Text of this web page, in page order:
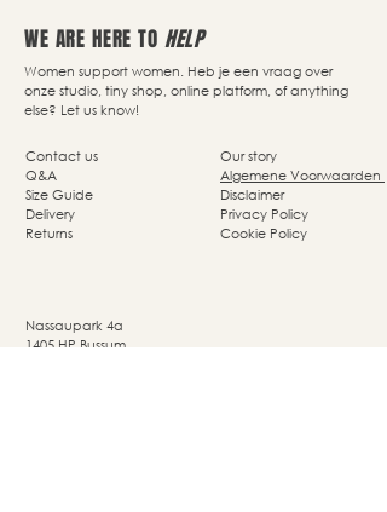
WE ARE HERE TO HELP
Women support women. Heb je een vraag over
onze studio, tiny shop, online platform, of anything
else? Let us know!
Our story
Algemene Voorwaarden
Disclaimer
Privacy Policy
Cookie Policy
Contact us
Q&A
Size Guide
Delivery
Returns
Nassaupark 4a
1405 HP Bussum